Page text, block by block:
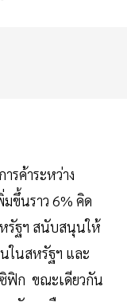
รค้าระหว่าง
ขึ้นราว 6% คิด
รัฐฯ สนับสนุนให้
ในสหรัฐฯ และ
ฟิก ขณะเดียวกัน